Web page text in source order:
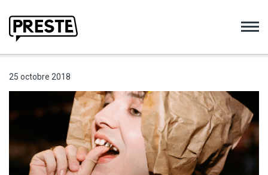
25 octobre 2018